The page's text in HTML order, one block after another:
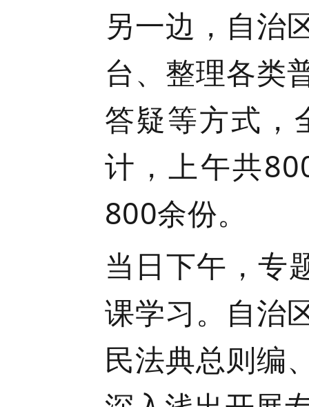
另一边，自治
台、整理各类
答疑等方式，
计，上午共
800余份。
当日下午，专
课学习。自治
民法典总则编